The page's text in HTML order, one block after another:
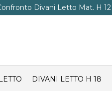
Divani Letto Mat. H 12
DIVANI LETTO H 18